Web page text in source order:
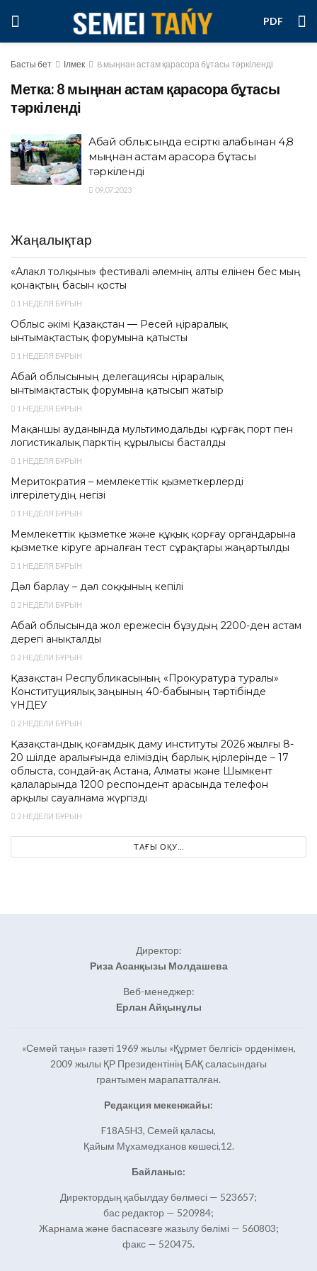
PDF
Басты бет Ілмек 8 мыңнан астам қарасора бұтасы тәркіленді
Метка: 8 мыңнан астам қарасора бұтасы
тәркіленді
Абай облысында есірткі алқабынан 4,8
мыңнан астам қарасора бұтасы
тәркіленді
09.07.2023
Жаңалықтар
«Алакөл толқыны» фестивалі әлемнің алты елінен бес мың
қонақтың басын қосты
1 НЕДЕЛЯ БҰРЫН
Облыс әкімі Қазақстан — Ресей өңіраралық
ынтымақтастық форумына қатысты
1 НЕДЕЛЯ БҰРЫН
Абай облысының делегациясы өңіраралық
ынтымақтастық форумына қатысып жатыр
1 НЕДЕЛЯ БҰРЫН
Мақаншы ауданында мультимодальды құрғақ порт пен
логистикалық парктің құрылысы басталды
1 НЕДЕЛЯ БҰРЫН
Меритократия – мемлекеттік қызметкерлерді
ілгерілетудің негізі
1 НЕДЕЛЯ БҰРЫН
Мемлекеттік қызметке және құқық қорғау органдарына
қызметке кіруге арналған тест сұрақтары жаңартылды
1 НЕДЕЛЯ БҰРЫН
Дәл барлау – дәл соққының кепілі
2 НЕДЕЛИ БҰРЫН
Абай облысында жол ережесін бұзудың 2200-ден астам
дерегі анықталды
2 НЕДЕЛИ БҰРЫН
Қазақстан Республикасының «Прокуратура туралы»
Конституциялық заңының 40-бабының тәртібінде
ҮНДЕУ
2 НЕДЕЛИ БҰРЫН
Қазақстандық қоғамдық даму институты 2026 жылғы 8-
20 шілде аралығында еліміздің барлық өңірлерінде – 17
облыста, сондай-ақ Астана, Алматы және Шымкент
қалаларында 1200 респондент арасында телефон
арқылы сауалнама жүргізді
2 НЕДЕЛИ БҰРЫН
ТАҒЫ ОҚУ...
Директор:
Риза Асанқызы Молдашева
Веб-менеджер:
Ерлан Айқынұлы
«Семей таңы» газеті 1969 жылы «Құрмет белгісі» орденімен,
2009 жылы ҚР Президентінің БАҚ саласындағы
грантымен марапатталған.
Редакция мекенжайы:
F18A5H3, Семей қаласы,
Қайым Мұхамедханов көшесі,12.
Байланыс:
Директордың қабылдау бөлмесі — 523657;
бас редактор — 520984;
Жарнама және баспасөзге жазылу бөлімі — 560803;
факс — 520475.